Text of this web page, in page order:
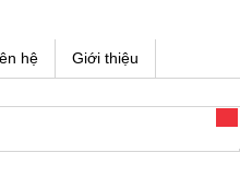
hệ Giới thiệu